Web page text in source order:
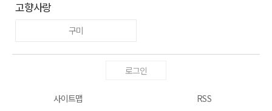
고향사랑
구미
로그인
사이트맵 RSS